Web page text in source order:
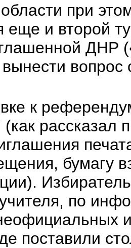
при
еще и второй
ДНР
к
бумагу
по
поставили